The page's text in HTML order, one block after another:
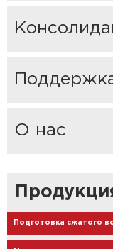
О нас
Подготовка сжатого